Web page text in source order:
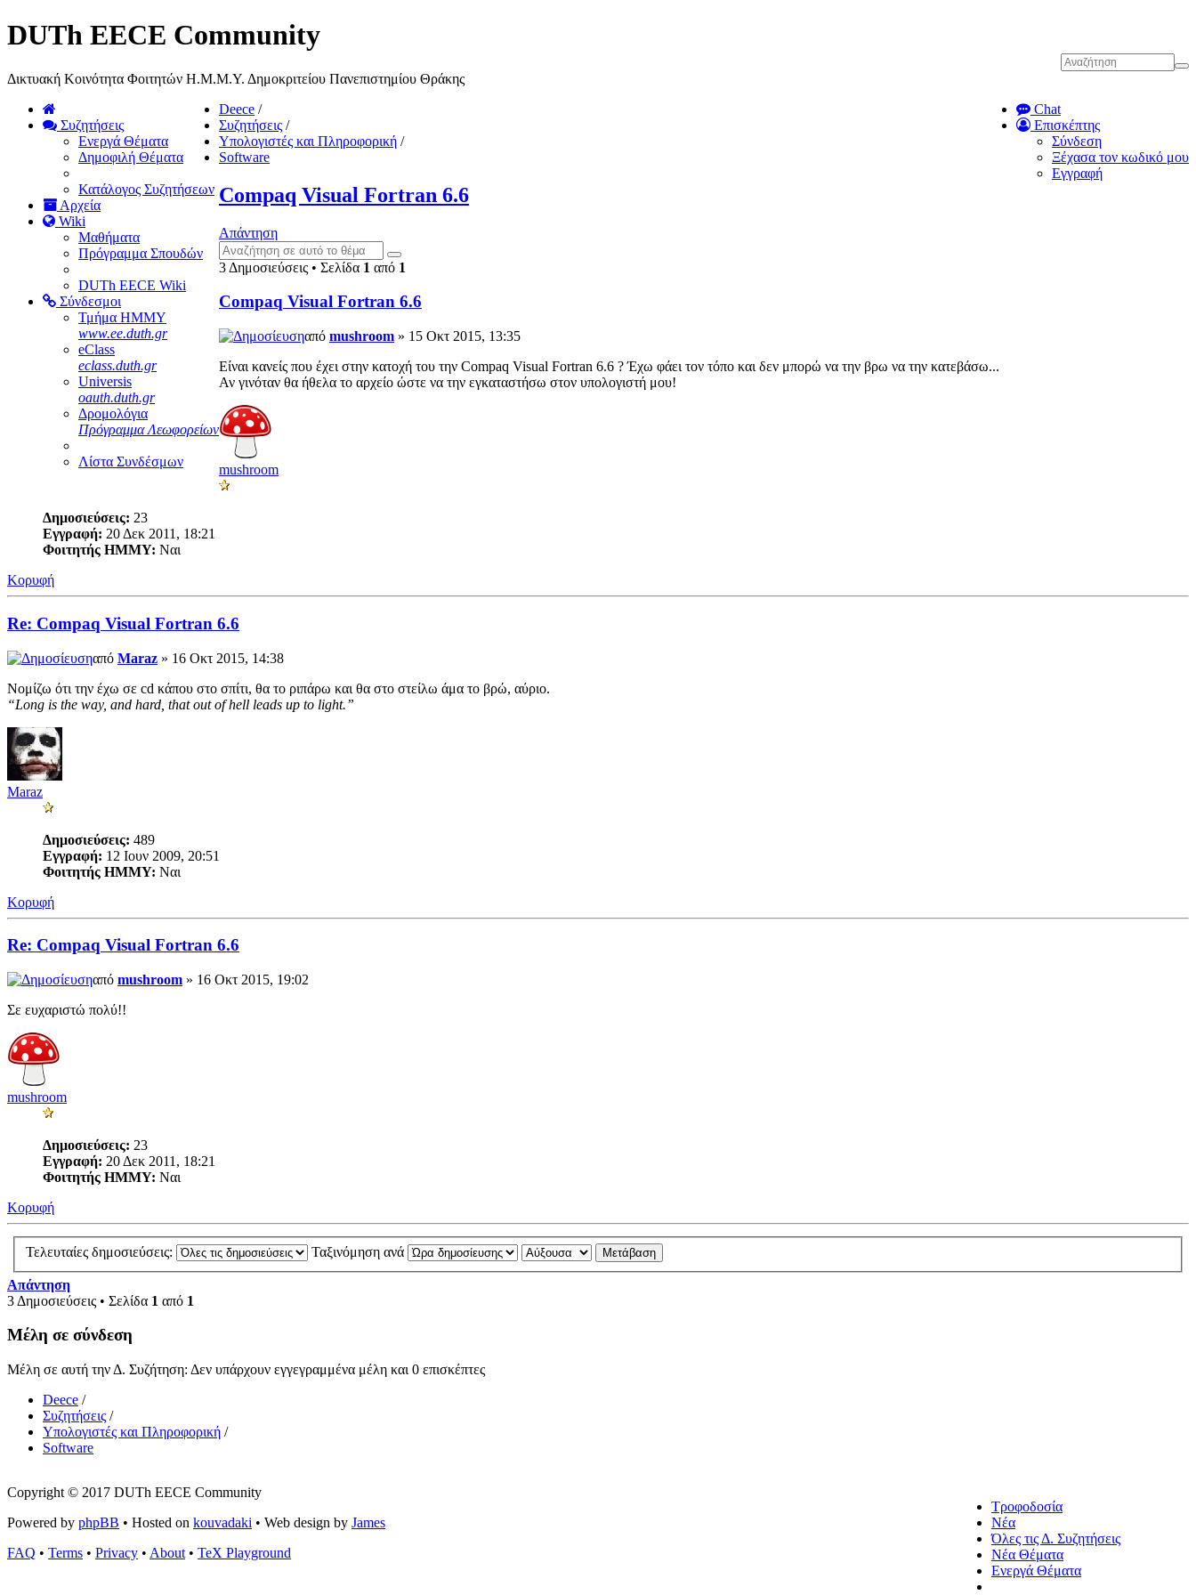
DUTh EECE Community
Δικτυακή Κοινότητα Φοιτητών Η.Μ.Μ.Υ. Δημοκριτείου Πανεπιστημίου Θράκης
Συζητήσεις
Ενεργά Θέματα
Δημοφιλή Θέματα
Κατάλογος Συζητήσεων
Αρχεία
Wiki
Μαθήματα
Πρόγραμμα Σπουδών
DUTh EECE Wiki
Σύνδεσμοι
Τμήμα ΗΜΜΥ
www.ee.duth.gr
eClass
eclass.duth.gr
Universis
oauth.duth.gr
Δρομολόγια
Πρόγραμμα Λεωφορείων
Λίστα Συνδέσμων
Chat
Επισκέπτης
Σύνδεση
Ξέχασα τον κωδικό μου
Εγγραφή
Deece /
Συζητήσεις /
Υπολογιστές και Πληροφορική /
Software
Compaq Visual Fortran 6.6
Απάντηση
3 Δημοσιεύσεις • Σελίδα 1 από 1
Compaq Visual Fortran 6.6
από mushroom » 15 Οκτ 2015, 13:35
Είναι κανείς που έχει στην κατοχή του την Compaq Visual Fortran 6.6 ? Έχω φάει τον τόπο και δεν μπορώ να την βρω να την κατεβάσω...
Αν γινόταν θα ήθελα το αρχείο ώστε να την εγκαταστήσω στον υπολογιστή μου!
mushroom
Δημοσιεύσεις: 23
Εγγραφή: 20 Δεκ 2011, 18:21
Φοιτητής ΗΜΜΥ: Ναι
Κορυφή
Re: Compaq Visual Fortran 6.6
από Maraz » 16 Οκτ 2015, 14:38
Νομίζω ότι την έχω σε cd κάπου στο σπίτι, θα το ριπάρω και θα στο στείλω άμα το βρώ, αύριο.
“Long is the way, and hard, that out of hell leads up to light.”
Maraz
Δημοσιεύσεις: 489
Εγγραφή: 12 Ιουν 2009, 20:51
Φοιτητής ΗΜΜΥ: Ναι
Κορυφή
Re: Compaq Visual Fortran 6.6
από mushroom » 16 Οκτ 2015, 19:02
Σε ευχαριστώ πολύ!!
mushroom
Δημοσιεύσεις: 23
Εγγραφή: 20 Δεκ 2011, 18:21
Φοιτητής ΗΜΜΥ: Ναι
Κορυφή
Τελευταίες δημοσιεύσεις: Ταξινόμηση ανά
Απάντηση
3 Δημοσιεύσεις • Σελίδα 1 από 1
Μέλη σε σύνδεση
Μέλη σε αυτή την Δ. Συζήτηση: Δεν υπάρχουν εγγεγραμμένα μέλη και 0 επισκέπτες
Deece /
Συζητήσεις /
Υπολογιστές και Πληροφορική /
Software
Τροφοδοσία
Νέα
Όλες τις Δ. Συζητήσεις
Νέα Θέματα
Ενεργά Θέματα
Copyright © 2017 DUTh EECE Community
Powered by phpBB • Hosted on kouvadaki • Web design by James
FAQ • Terms • Privacy • About • TeX Playground